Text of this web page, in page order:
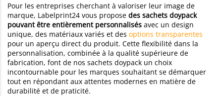
Pour les entreprises cherchant à valoriser leur image de
marque, Labelprint24 vous propose des sachets doypack
pouvant être entièrement personnalisés avec un design
unique, des matériaux variés et des options transparentes
pour un aperçu direct du produit. Cette flexibilité dans la
personnalisation, combinée à la qualité supérieure de
fabrication, font de nos sachets doypack un choix
incontournable pour les marques souhaitant se démarquer
tout en répondant aux attentes modernes en matière de
durabilité et de praticité.